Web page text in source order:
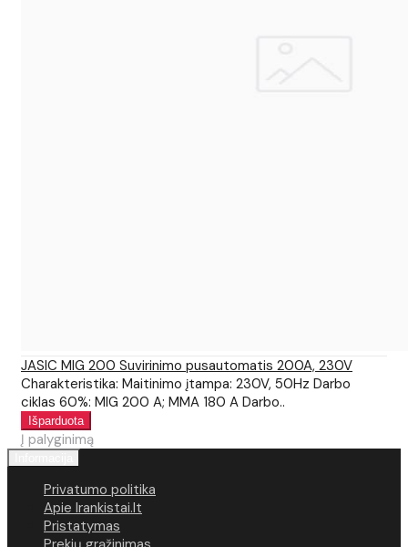
JASIC MIG 200 Suvirinimo pusautomatis 200A, 230V
Charakteristika: Maitinimo įtampa: 230V, 50Hz Darbo
ciklas 60%: MIG 200 A; MMA 180 A Darbo..
Į palyginimą
Privatumo politika
Apie Irankistai.lt
Pristatymas